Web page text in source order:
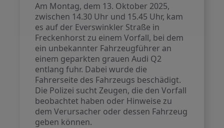
Am Montag, dem 13. Oktober 2025,
zwischen 14.30 Uhr und 15.45 Uhr, kam
es auf der Everswinkler Straße in
Freckenhorst zu einem Vorfall, bei dem
ein unbekannter Fahrzeugführer an
einem geparkten grauen Audi Q2
entlang fuhr. Dabei wurde die
Fahrerseite des Fahrzeugs beschädigt.
Die Polizei sucht Zeugen, die den Vorfall
beobachtet haben oder Hinweise zu
dem Verursacher oder dessen Fahrzeug
geben können.